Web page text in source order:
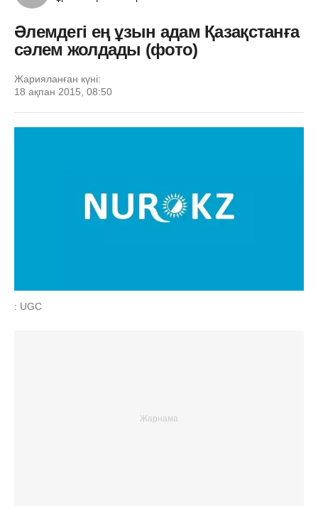
Әлемдегі ең ұзын адам Қазақстанға
сәлем жолдады (фото)
Жарияланған күні:
18 ақпан 2015, 08:50
: UGC